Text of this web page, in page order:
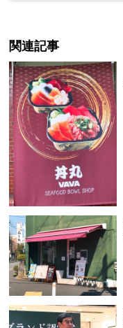
関連記事